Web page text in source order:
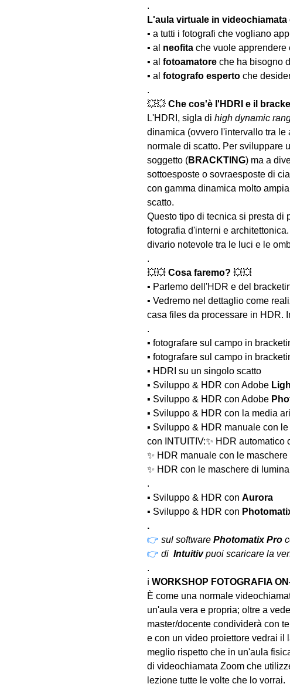
.
L'aula virtuale in
▪️ a tutti i fotografi che vogliano
▪️ al neofita che vuole apprendere
▪️ al fotoamatore che ha bisogno
▪️ al fotografo esperto che
.
💥💥 Che cos'è l'HDRI e il
L'HDRI, sigla di high dynamic
dinamica (ovvero l'intervallo tra
normale di scatto. Per sviluppare
soggetto (BRACKTING) ma a
sottoesposte o sovraesposte di
con gamma dinamica molto
scatto.
Questo tipo di tecnica si presta di
fotografia d'interni e
divario notevole tra le luci e le
.
💥💥 Cosa faremo? 💥💥
▪️ Parlemo dell'HDR e del
▪️ Vedremo nel dettaglio come
casa files da processare in HDR.
.
▪️ fotografare sul campo in
▪️ fotografare sul campo in
▪️ HDRI su un singolo scatto
▪️ Sviluppo & HDR con Adobe
▪️ Sviluppo & HDR con Adobe
▪️ Sviluppo & HDR con la media
▪️ Sviluppo & HDR manuale con
con INTUITIV:✨ HDR automatico
✨ HDR manuale con le
✨ HDR con le maschere di
▪️ Sviluppo & HDR con Aurora
▪️ Sviluppo & HDR con
.
👉 sul software Photomatix Pro
👉 di Intuitiv puoi scaricare la
.
ℹ WORKSHOP FOTOGRAFIA
È come una normale
un'aula vera e propria; oltre a
master/docente condividerà con
e con un video proiettore vedrai il
meglio rispetto che in un'aula
di videochiamata Zoom che
lezione tutte le volte che lo vorrai.